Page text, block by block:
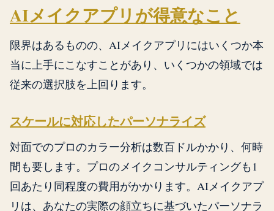
AIメイクアプリが得意なこと
限界はあるものの、AIメイクアプリにはいくつか本
当に上手にこなすことがあり、いくつかの領域では
従来の選択肢を上回ります。
スケールに対応したパーソナライズ
対面でのプロのカラー分析は数百ドルかかり、何時
間も要します。プロのメイクコンサルティングも1
回あたり同程度の費用がかかります。AIメイクアプ
リは、あなたの実際の顔立ちに基づいたパーソナラ